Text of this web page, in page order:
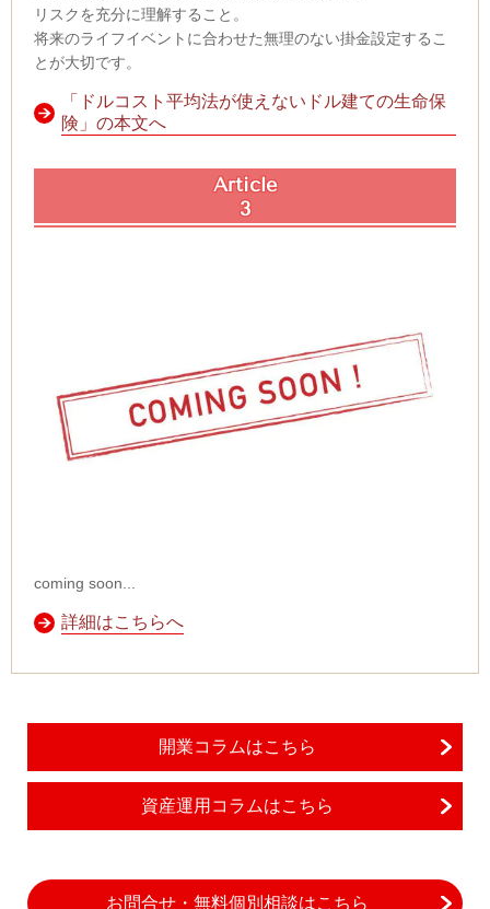
リスクを充分に理解すること。
将来のライフイベントに合わせた無理のない掛金設定するこ
とが大切です。
「ドルコスト平均法が使えないドル建ての生命保
険」の本文へ
Article
3
coming soon...
詳細はこちらへ
開業コラムはこちら
資産運用コラムはこちら
お問合せ・無料個別相談はこちら